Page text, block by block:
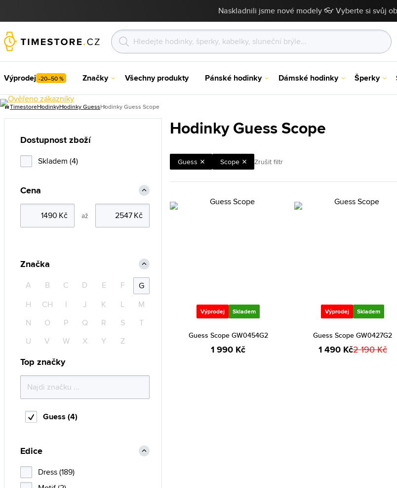
Naskladnili jsme nové modely 👓 Vyberte si svůj
Výprodej -20–50 % Značky Všechny produkty Pánské hodinky Dámské hodinky Šperky
TimestoreHodinkyHodinky GuessHodinky Guess Scope
Hodinky Guess Scope
Guess Scope Zrušit filtr
Výprodej Skladem
Guess Scope GW0454G2
1 990 Kč
Výprodej Skladem
Guess Scope GW0427G2
1 490 Kč2 190 Kč
Dostupnost zboží
Skladem (4)
Cena
až
Značka
A B C D E F
G
H
CH I J K L
M
N
O P Q R S
T
U
V W X Y Z
Top značky
Guess (4)
Edice
Dress (189)